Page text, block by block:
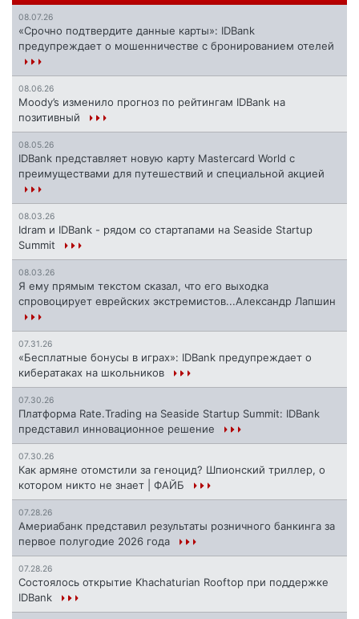
08.07.26
«Срочно подтвердите данные карты»: IDBank
предупреждает о мошенничестве с бронированием отелей
08.06.26
Moody’s изменило прогноз по рейтингам IDBank на
позитивный
08.05.26
IDBank представляет новую карту Mastercard World с
преимуществами для путешествий и специальной акцией
08.03.26
Idram и IDBank - рядом со стартапами на Seaside Startup
Summit
08.03.26
Я ему прямым текстом сказал, что его выходка
спровоцирует еврейских экстремистов...Александр Лапшин
07.31.26
«Бесплатные бонусы в играх»: IDBank предупреждает о
кибератаках на школьников
07.30.26
Платформа Rate.Trading на Seaside Startup Summit: IDBank
представил инновационное решение
07.30.26
Как армяне отомстили за геноцид? Шпионский триллер, о
котором никто не знает | ФАЙБ
07.28.26
Америабанк представил результаты розничного банкинга за
первое полугодие 2026 года
07.28.26
Состоялось открытие Khachaturian Rooftop при поддержке
IDBank